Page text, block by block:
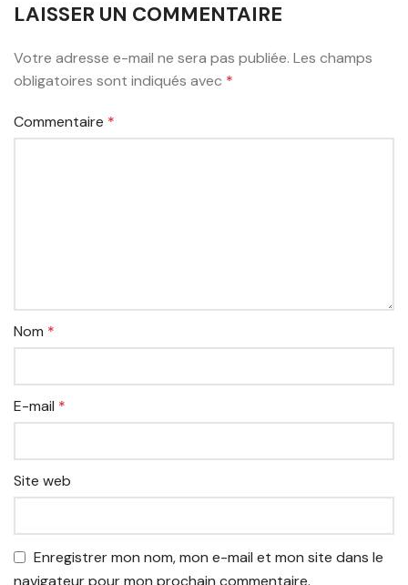
LAISSER UN COMMENTAIRE
Votre adresse e-mail ne sera pas publiée. Les champs
obligatoires sont indiqués avec *
Commentaire *
Nom *
E-mail *
Site web
Enregistrer mon nom, mon e-mail et mon site dans le
navigateur pour mon prochain commentaire.